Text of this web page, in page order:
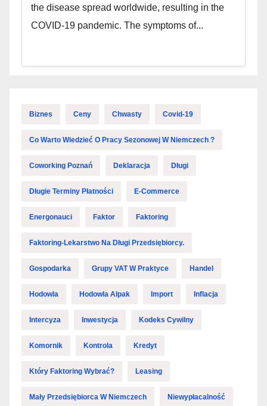
the disease spread worldwide, resulting in the
COVID-19 pandemic. The symptoms of...
Biznes Ceny Chwasty Covid-19
Co Warto Wiedzieć O Pracy Sezonowej W Niemczech ?
Coworking Poznań Deklaracja Długi
Długie Terminy Płatności E-Commerce
Energonauci Faktor Faktoring
Faktoring-Lekarstwo Na Długi Przedsiębiorcy.
Gospodarka Grupy VAT W Praktyce Handel
Hodowla Hodowla Alpak Import Inflacja
Intercyza Inwestycja Kodeks Cywilny
Komornik Kontrola Kredyt
Który Faktoring Wybrać? Leasing
Mały Przedsiębiorca W Niemczech Niewypłacalność